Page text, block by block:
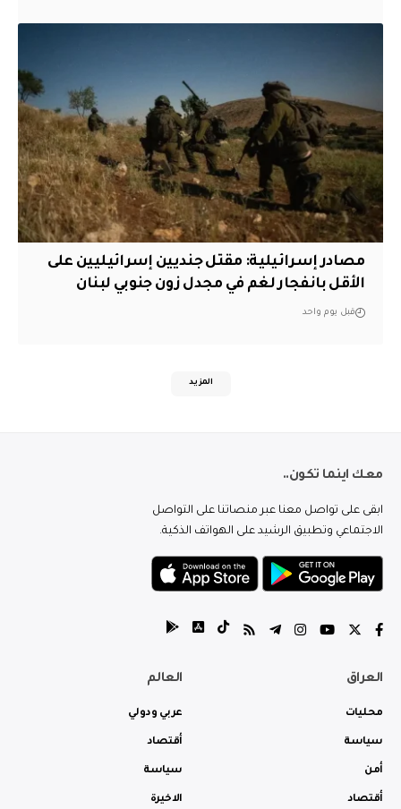
مصادر إسرائيلية: مقتل جنديين إسرائيليين على
الأقل بانفجار لغم في مجدل زون جنوبي لبنان
قبل يوم واحد
المزيد
معك اينما تكون..
ابقى على تواصل معنا عبر منصاتنا على التواصل
الاجتماعي وتطبيق الرشيد على الهواتف الذكية.
العراق
محليات
سياسة
أمن
أقتصاد
العالم
عربي ودولي
أقتصاد
سياسة
الاخيرة